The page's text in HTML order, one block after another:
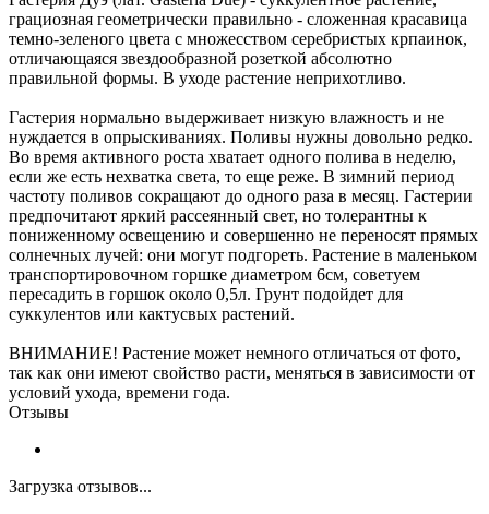
грациозная геометрически правильно - сложенная красавица
темно-зеленого цвета с множесством серебристых крпаинок,
отличающаяся звездообразной розеткой абсолютно
правильной формы. В уходе растение неприхотливо.
Гастерия нормально выдерживает низкую влажность и не
нуждается в опрыскиваниях. Поливы нужны довольно редко.
Во время активного роста хватает одного полива в неделю,
если же есть нехватка света, то еще реже. В зимний период
частоту поливов сокращают до одного раза в месяц. Гастерии
предпочитают яркий рассеянный свет, но толерантны к
пониженному освещению и совершенно не переносят прямых
солнечных лучей: они могут подгореть. Растение в маленьком
транспортировочном горшке диаметром 6см, советуем
пересадить в горшок около 0,5л. Грунт подойдет для
суккулентов или кактусвых растений.
ВНИМАНИЕ! Растение может немного отличаться от фото,
так как они имеют свойство расти, меняться в зависимости от
условий ухода, времени года.
Отзывы
Загрузка отзывов...